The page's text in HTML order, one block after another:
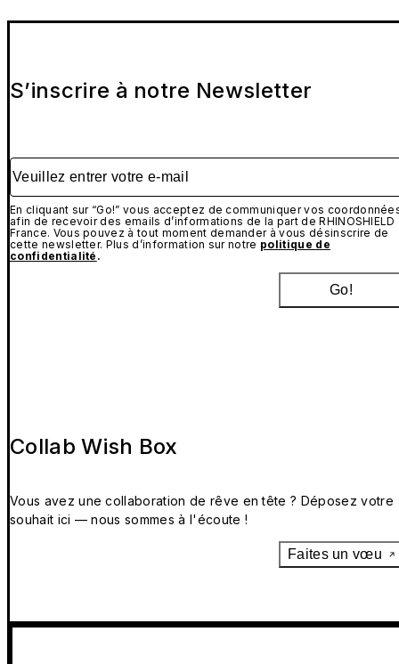
S’inscrire à notre Newsletter
Veuillez entrer votre e-mail
En cliquant sur “Go!” vous acceptez de communiquer vos
afin de recevoir des emails d’informations de la part de RHINOSHIELD
France. Vous pouvez à tout moment demander à vous désinscrire de
cette newsletter. Plus d’information sur notre politique de
confidentialité .
Go!
Collab Wish Box
Vous avez une collaboration de rêve en tête ? Déposez votre
souhait ici — nous sommes à l'écoute !
Faites un vœu